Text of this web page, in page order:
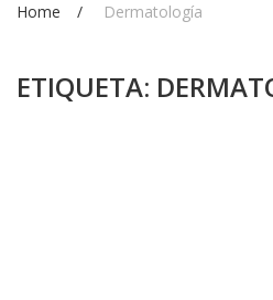
Home Dermatología
ETIQUETA: